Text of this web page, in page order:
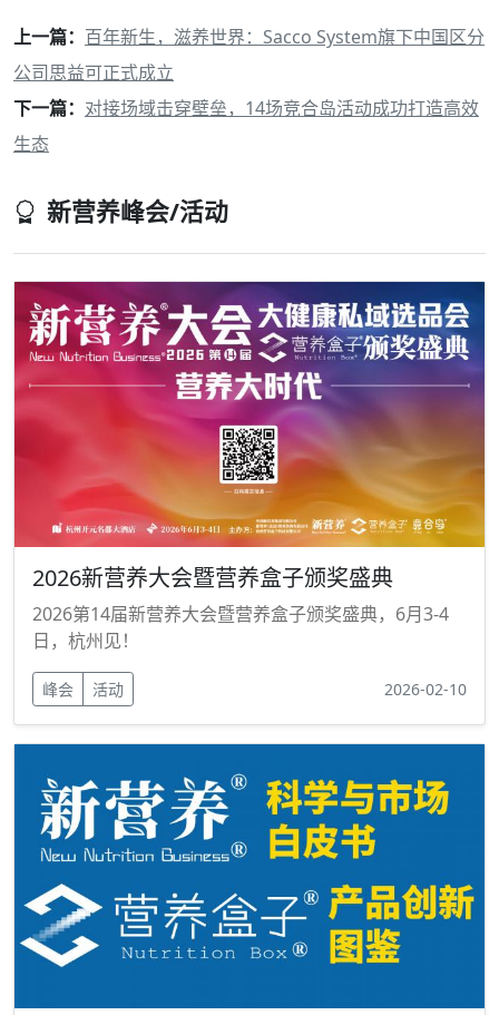
上一篇： 百年新生，滋养世界：Sacco System旗下中国区分
公司思益可正式成立
下一篇： 对接场域击穿壁垒，14场竞合岛活动成功打造高效
生态
新营养峰会/活动
2026新营养大会暨营养盒子颁奖盛典
2026第14届新营养大会暨营养盒子颁奖盛典，6月3-4
日，杭州见！
峰会 活动 2026-02-10